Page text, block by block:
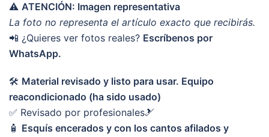
⚠️ ATENCIÓN: Imagen representativa
La foto no representa el artículo exacto que recibirás.
📲 ¿Quieres ver fotos reales? Escríbenos por
WhatsApp.
🛠️ Material revisado y listo para usar. Equipo
reacondicionado (ha sido usado)
✅ Revisado por profesionales🎿
🧴 Esquís encerados y con los cantos afilados y